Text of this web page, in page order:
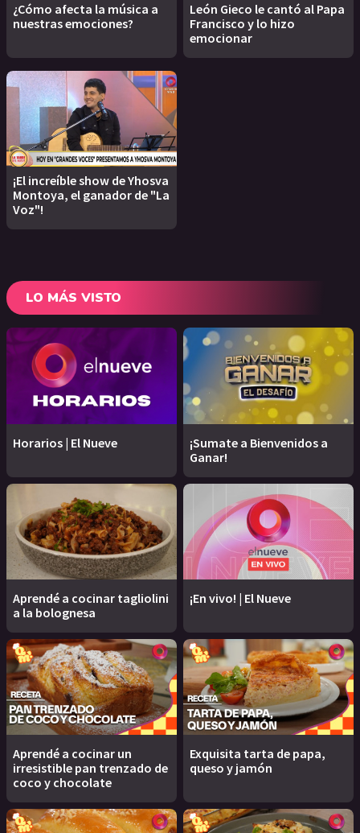
¿Cómo afecta la música a
nuestras emociones?
León Gieco le cantó al Papa
Francisco y lo hizo
emocionar
¡El increíble show de Yhosva
Montoya, el ganador de "La
Voz"!
LO MÁS VISTO
Horarios | El Nueve
¡Sumate a Bienvenidos a
Ganar!
Aprendé a cocinar tagliolini
a la bolognesa
¡En vivo! | El Nueve
Aprendé a cocinar un
irresistible pan trenzado de
coco y chocolate
Exquisita tarta de papa,
queso y jamón